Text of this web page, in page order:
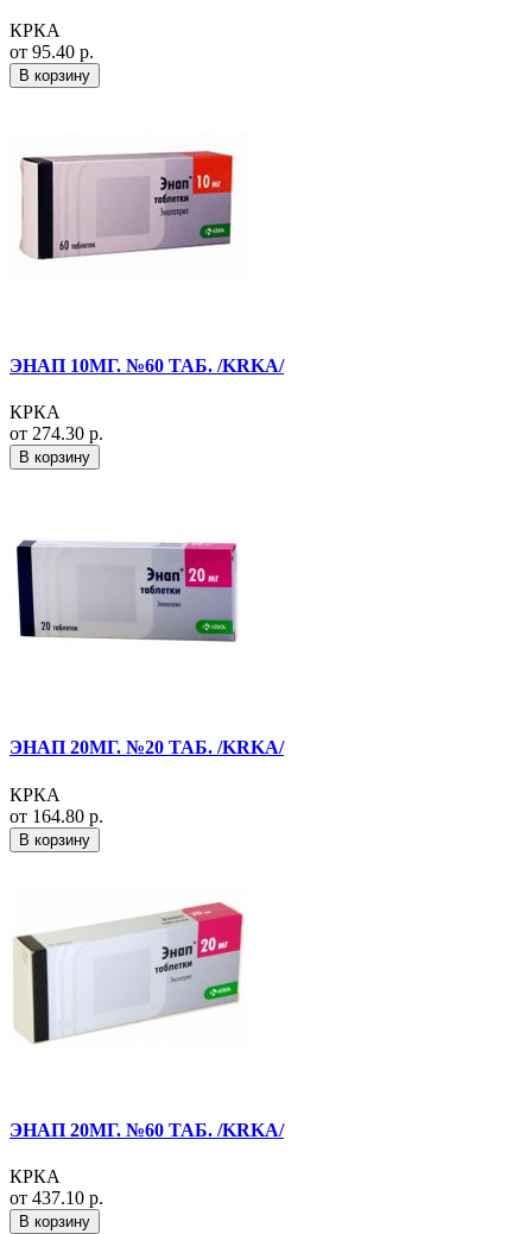
КРКА
от 95.40 р.
В корзину
ЭНАП 10МГ. №60 ТАБ. /KRKA/
КРКА
от 274.30 р.
В корзину
ЭНАП 20МГ. №20 ТАБ. /KRKA/
КРКА
от 164.80 р.
В корзину
ЭНАП 20МГ. №60 ТАБ. /KRKA/
КРКА
от 437.10 р.
В корзину